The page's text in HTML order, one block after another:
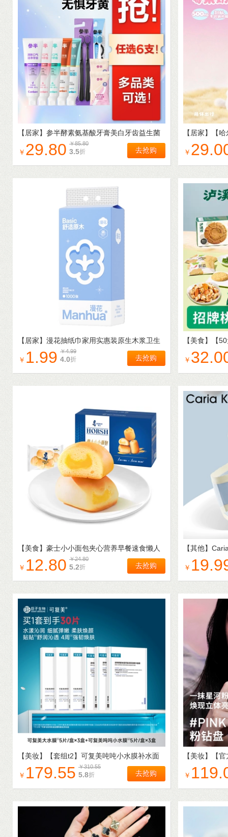
【居家】 参半酵素氨基酸牙膏美白牙齿益生菌
洁白去渍牙刷牙线漱口支80gtkA
￥ 29.80 ￥85.80
3.5折 去抢购
【居家】
【
用水杯宝宝
￥
【居家】 漫花抽纸巾家用实惠装原生木浆卫生
纸抽取式餐巾纸面巾纸擦手用纸
￥ 1.99 ￥4.99
4.0折 去抢购
【美食】
【
心办公室零
￥
【美食】 豪士小小面包夹心营养早餐速食懒人
蛋糕吐司代餐健康零食品整箱A
￥ 12.80 ￥24.80
5.2折 去抢购
【其他】
士内裤中腰
￥
【美妆】
【套组t2】可复美吨吨小水膜补水面
膜3盒+可复美大水膜水润贴3盒
￥ 179.55 ￥310.55
5.8折 去抢购
【美妆】
【
杏粉盘哑光
￥